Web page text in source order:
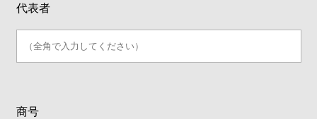
代表者
商号